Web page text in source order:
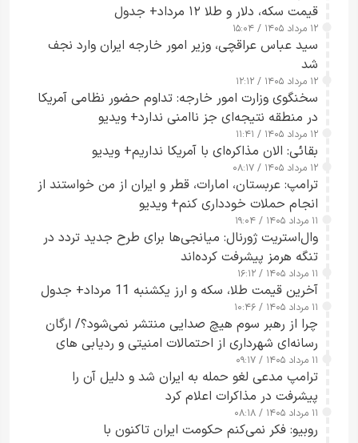
قیمت سکه، دلار و طلا ۱۲ مرداد+ جدول
۱۲ مرداد ۱۴۰۵ / ۱۵:۰۴
سید عباس عراقچی، وزیر امور خارجه ایران وارد نجف
شد
۱۲ مرداد ۱۴۰۵ / ۱۲:۱۲
سخنگوی وزارت امور خارجه: تداوم حضور نظامی آمریکا
در منطقه نتیجه‌ای جز ناامنی ندارد+ ویدیو
۱۲ مرداد ۱۴۰۵ / ۱۱:۴۱
بقائی: الان مذاکره‌ای با آمریکا نداریم+ ویدیو
۱۲ مرداد ۱۴۰۵ / ۰۸:۱۷
ترامپ: عربستان، امارات، قطر و ایران از من خواستند از
انجام حملات خودداری کنم+ ویدیو
۱۱ مرداد ۱۴۰۵ / ۱۹:۰۴
وال‌استریت ژورنال: میانجی‌ها برای طرح جدید تردد در
تنگه هرمز پیشرفت کرده‌اند
۱۱ مرداد ۱۴۰۵ / ۱۶:۱۲
آخرین قیمت طلا، سکه و ارز یکشنبه 11 مرداد+ جدول
۱۱ مرداد ۱۴۰۵ / ۱۰:۴۶
چرا از رهبر سوم هیچ صدایی منتشر نمی‌شود؟/ ارگان
رسانه‌ای شهرداری از احتمالات امنیتی و ردیابی های
جاسوسی گفت
۱۱ مرداد ۱۴۰۵ / ۰۹:۱۷
ترامپ مدعی لغو حمله به ایران شد و دلیل آن را
پیشرفت در مذاکرات اعلام کرد
۱۱ مرداد ۱۴۰۵ / ۰۸:۱۸
روبیو: فکر نمی‌کنم حکومت ایران تاکنون با